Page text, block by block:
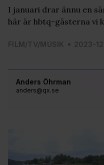
Anders Öhrman
anders@qx.se
I januari drar ännu en
här är hbtq-gästerna vi
FILM/TV/MUSIK 2023-